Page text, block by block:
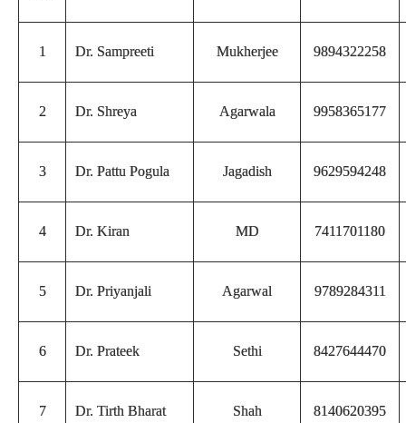
1 Dr. Sampreeti Mukherjee 9894322258
2 Dr. Shreya Agarwala 9958365177
3 Dr. Pattu Pogula Jagadish 9629594248
4 Dr. Kiran MD 7411701180
5 Dr. Priyanjali Agarwal 9789284311
6 Dr. Prateek Sethi 8427644470
7 Dr. Tirth Bharat Shah 8140620395